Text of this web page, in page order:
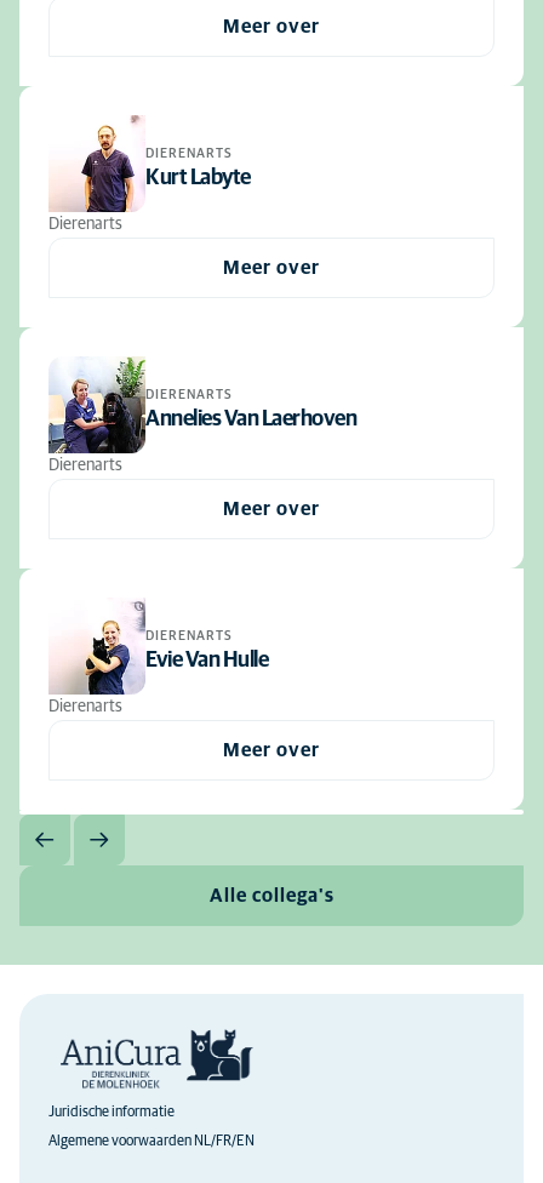
Meer over
DIERENARTS
Kurt Labyte
Dierenarts
Meer over
DIERENARTS
Annelies Van Laerhoven
Dierenarts
Meer over
DIERENARTS
Evie Van Hulle
Dierenarts
Meer over
Alle collega's
Juridische informatie
Algemene voorwaarden NL/FR/EN